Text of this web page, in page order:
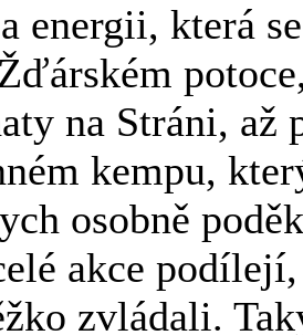
energii, která
na Stráni, až
kempu,
osobně
akce
zvládali.